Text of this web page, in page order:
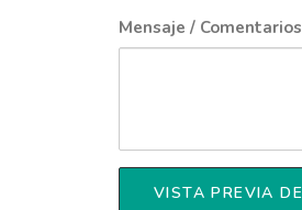
Mensaje / Comentarios